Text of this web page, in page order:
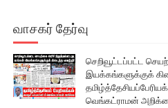
வாசகர் தேர்வு
செறிவூட்டப்பட்ட
இயக்கங்களுக்குக்
வெங்கட்ராமன்